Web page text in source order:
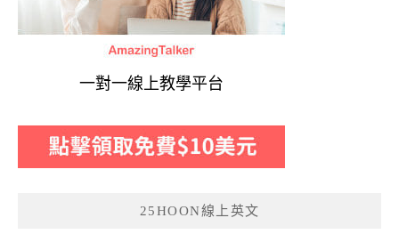
一對一線上教學平台
25HOON線上英文